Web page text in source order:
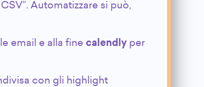
Automatizzare si può,
email e alla fine calendlyper
con gli highlight